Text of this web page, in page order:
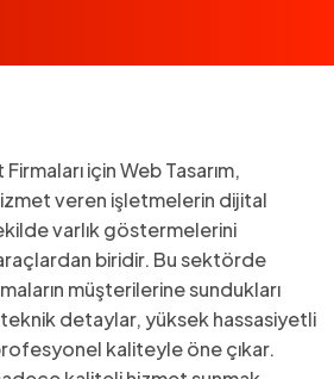
için Web Tasarım,
veren işletmelerin dijital
varlık göstermelerini
biridir. Bu sektörde
müşterilerine sundukları
detaylar, yüksek hassasiyetli
kaliteyle öne çıkar.